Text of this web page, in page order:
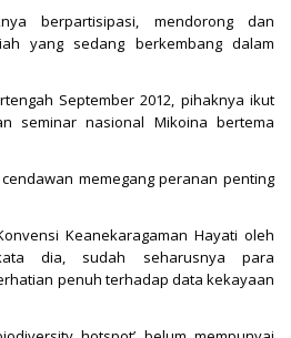
berpartisipasi, mendorong dan
yang sedang berkembang dalam
September 2012, pihaknya ikut
seminar nasional Mikoina bertema
memegang peranan penting
Keanekaragaman Hayati oleh
dia, sudah seharusnya para
penuh terhadap data kekayaan